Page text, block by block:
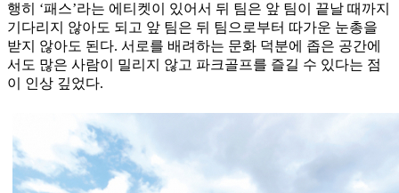
행히 ‘패스’라는 에티켓이 있어서 뒤 팀은 앞 팀이 끝날 때까지
기다리지 않아도 되고 앞 팀은 뒤 팀으로부터 따가운 눈총을
받지 않아도 된다. 서로를 배려하는 문화 덕분에 좁은 공간에
서도 많은 사람이 밀리지 않고 파크골프를 즐길 수 있다는 점
이 인상 깊었다.